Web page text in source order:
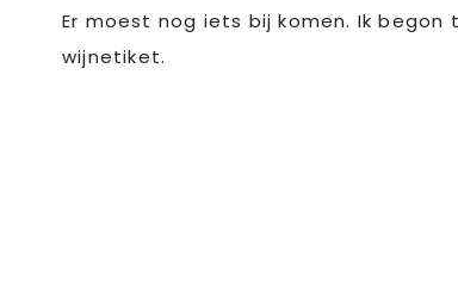
Er moest nog iets bij komen. Ik begon
wijnetiket.